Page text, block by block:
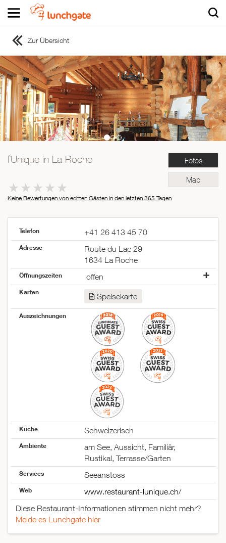
ZUR STARTSEITE
ZUR RESTAURANTSUCHE
Asiatisch
Italienisch
Französisch
Traditionell
Mexikanisch
Zur Übersicht
Fotos
Map
l`Unique in La Roche
Keine Bewertungen von echten Gästen in den letzten 365 Tagen
Telefon +41 26 413 45 70
Adresse
Route du Lac 29
1634 La Roche
Öffnungszeiten
offen
Montag
Mittwoch
Donnerstag
geschlossen
offen
offen
offen
offen
offen
offen
Karten Speisekarte
Auszeichnungen
Küche Schweizerisch
Ambiente
am See, Aussicht, Familiär,
Rustikal, Terrasse/Garten
Services Seeanstoss
Web
www.restaurant-lunique.ch/
Diese Restaurant-Informationen stimmen nicht mehr?
Melde es Lunchgate hier